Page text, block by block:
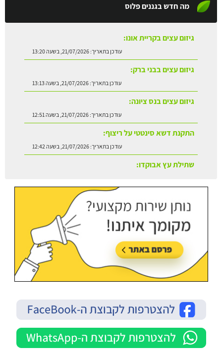
מה חדש בגננים פלוס
גיזום עצים בבני ברק:
עודכן בתאריך:21/07/2026, בשעה 13:13
גיזום עצים בנס ציונה:
עודכן בתאריך:21/07/2026, בשעה 12:51
התקנת דשא סינטטי על ריצוף:
עודכן בתאריך: 21/07/2026, בשעה 12:42
שתילת עץ אבוקדו:
עודכן בתאריך:21/07/2026, בשעה 13:24
גיזום עצים בקריית אונו: